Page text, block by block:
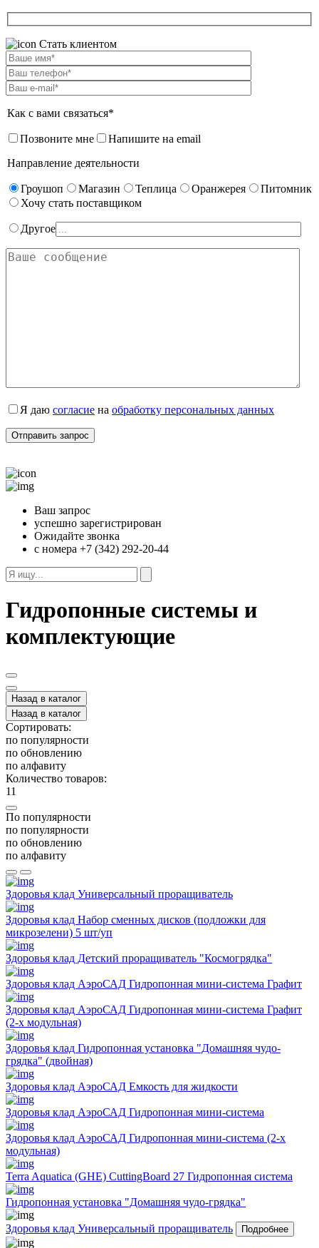
Стать клиентом
Как с вами связаться*
Позвоните мне
Напишите на email
Направление деятельности
Гроушоп Магазин Теплица Оранжерея
Питомник
Хочу стать поставщиком
Другое
Я даю согласие на обработку персональных данных
Ваш запрос
успешно зарегистрирован
Ожидайте звонка
с номера +7 (342) 292-20-44
Гидропонные системы и
комплектующие
Назад в каталог
Назад в каталог
Сортировать:
по популярности
по обновлению
по алфавиту
Количество товаров:
11
По популярности
по популярности
по обновлению
по алфавиту
Здоровья клад Универсальный проращиватель
Здоровья клад Набор сменных дисков (подложки для
микрозелени) 5 шт/уп
Здоровья клад Детский проращиватель "Космогрядка"
Здоровья клад АэроСАД Гидропонная мини-система Графит
Здоровья клад АэроСАД Гидропонная мини-система Графит
(2-х модульная)
Здоровья клад Гидропонная установка "Домашняя чудо-
грядка" (двойная)
Здоровья клад АэроСАД Емкость для жидкости
Здоровья клад АэроСАД Гидропонная мини-система
Здоровья клад АэроСАД Гидропонная мини-система (2-х
модульная)
Terra Aquatica (GHE) CuttingBoard 27 Гидропонная система
Гидропонная установка "Домашняя чудо-грядка"
Здоровья клад Универсальный проращиватель Подробнее